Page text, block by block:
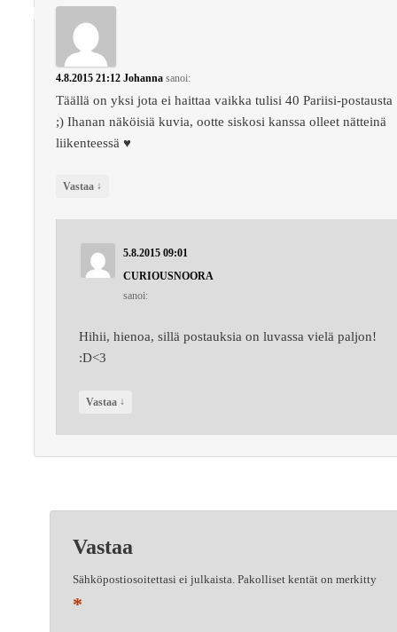
4.8.2015 21:12 Johanna sanoi:
Täällä on yksi jota ei haittaa vaikka tulisi 40 Pariisi-postausta
;) Ihanan näköisiä kuvia, ootte siskosi kanssa olleet nätteinä
liikenteessä ♥
Vastaa ↓
5.8.2015 09:01
CURIOUSNOORA
sanoi:
Hihii, hienoa, sillä postauksia on luvassa vielä paljon!
:D<3
Vastaa ↓
Vastaa
Sähköpostiosoitettasi ei julkaista. Pakolliset kentät on merkitty
*